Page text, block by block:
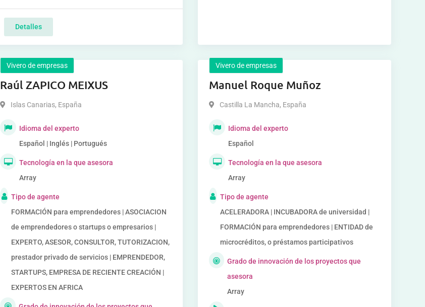
Detalles
Vivero de empresas
Raúl ZAPICO MEIXUS
Islas Canarias, España
Idioma del experto
Español | Inglés | Portugués
Tecnología en la que asesora
Array
Tipo de agente
FORMACIÓN para emprendedores | ASOCIACION
de emprendedores o startups o empresarios |
EXPERTO, ASESOR, CONSULTOR, TUTORIZACION,
prestador privado de servicios | EMPRENDEDOR,
STARTUPS, EMPRESA DE RECIENTE CREACIÓN |
EXPERTOS EN AFRICA
Vivero de empresas
Manuel Roque Muñoz
Castilla La Mancha, España
Idioma del experto
Español
Tecnología en la que asesora
Array
Tipo de agente
ACELERADORA | INCUBADORA de universidad |
FORMACIÓN para emprendedores | ENTIDAD de
microcréditos, o préstamos participativos
Grado de innovación de los proyectos que
asesora
Array